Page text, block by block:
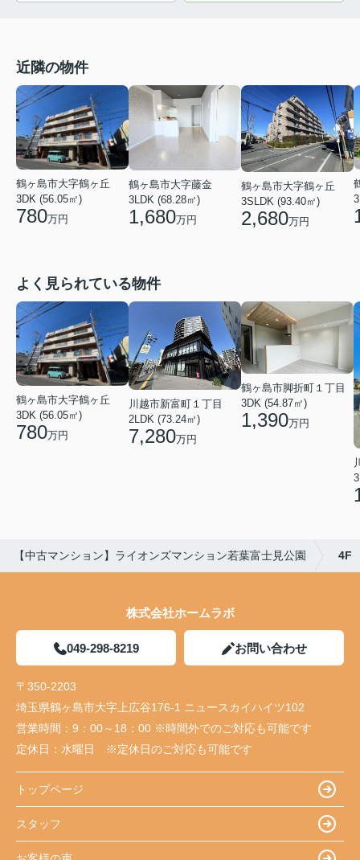
近隣の物件
鶴ヶ島市大字鶴ヶ丘
3DK (56.05㎡)
780万円
鶴ヶ島市大字藤金
3LDK (68.28㎡)
1,680万円
鶴ヶ島市大字鶴ヶ丘
3SLDK (93.40㎡)
2,680万円
よく見られている物件
鶴ヶ島市大字鶴ヶ丘
3DK (56.05㎡)
780万円
川越市新富町１丁目
2LDK (73.24㎡)
7,280万円
鶴ヶ島市脚折町１丁目
3DK (54.87㎡)
1,390万円
【中古マンション】ライオンズマンション若葉富士見公園 4F
株式会社ホームラボ
049-298-8219 お問い合わせ
〒350-2203
埼玉県鶴ヶ島市大字上広谷176-1 ニュースカイハイツ102
営業時間： 9：00～18：00 ※時間外でのご対応も可能です
定休日： 水曜日 ※定休日のご対応も可能です
トップページ
スタッフ